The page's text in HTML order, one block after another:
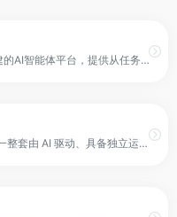
阿里旗下基于OpenClaw框架构建的AI智能体平台，提供从任务对话到执行控制的完整闭环体验。平台支持用户创建和管理AI助理（Clawbot），并通过可视化界面观察其执行过程。
搭叩是一个异步 Agent 产品，是一整套由 AI 驱动、具备独立运行环境、帮助用户更轻松高效完成创作的一站式研发工具。它支持端到端处理软件研发、产品调研、生成报告等多场景任务，具有独立的云端沙箱环境，保障代码安全的前提下，可以批量并行运行任务，提升整体工作效率。